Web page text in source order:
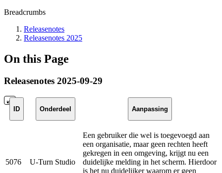
Breadcrumbs
Releasenotes
Releasenotes 2025
On this Page
Releasenotes 2025-09-29
ID Onderdeel Aanpassing
5076 U-Turn Studio
Een gebruiker die wel is toegevoegd aan
een organisatie, maar geen rechten heeft
gekregen in een omgeving, krijgt nu een
duidelijke melding in het scherm. Hierdoor
is het nu duidelijker waarom er geen